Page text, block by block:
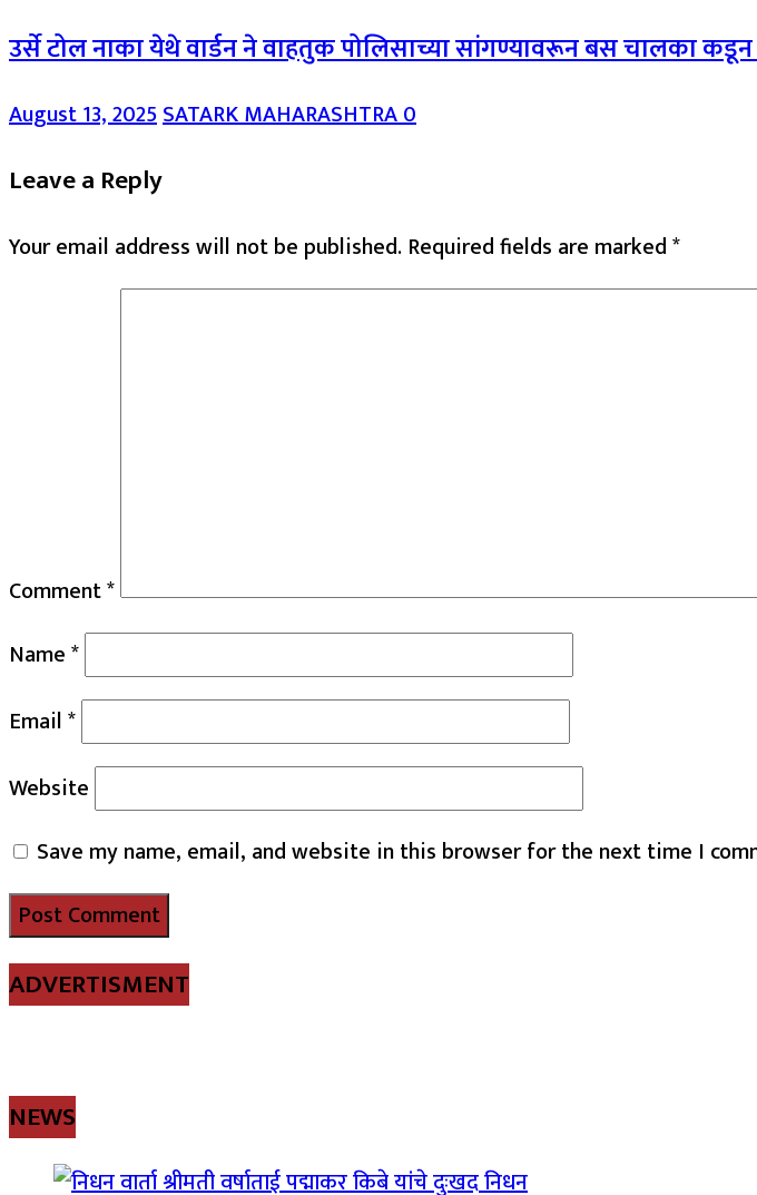
उर्से टोल नाका येथे वार्डन ने वाहतुक पोलिसाच्या सांगण्यावरून बस चालका
August 13, 2025SATARK MAHARASHTRA0
Leave a Reply
Your email address will not be published. Required fields are marked*
Comment*
Name*
Email*
Website
Save my name, email, and website in this browser for the next time I
ADVERTISMENT
NEWS